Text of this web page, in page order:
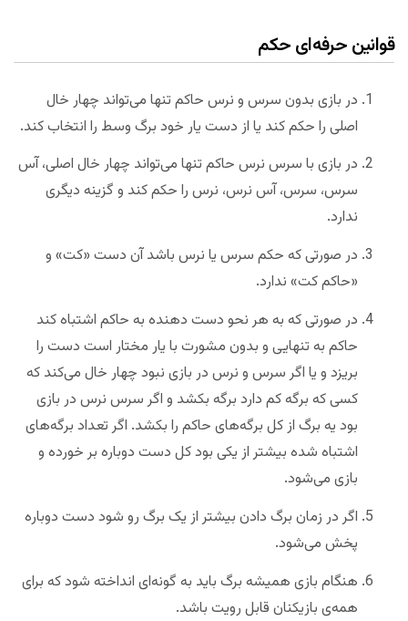
قوانین حرفه‌ای حکم
در بازی بدون سرس و نرس حاکم تنها می‌تواند چهار خال
اصلی را حکم کند یا از دست یار خود برگ وسط را انتخاب کند.
در بازی با سرس نرس حاکم تنها می‌تواند چهار خال اصلی، آس
سرس، سرس، آس نرس، نرس را حکم کند و گزینه دیگری
ندارد.
در صورتی که حکم سرس یا نرس باشد آن دست «کت» و
«حاکم کت» ندارد.
در صورتی که به هر نحو دست دهنده به حاکم اشتباه کند
حاکم به تنهایی و بدون مشورت با یار مختار است دست را
بریزد و یا اگر سرس و نرس در بازی نبود چهار خال می‌کند که
کسی که برگه کم دارد برگه بکشد و اگر سرس نرس در بازی
بود یه برگ از کل برگه‌های حاکم را بکشد. اگر تعداد برگه‌های
اشتباه شده بیشتر از یکی بود کل دست دوباره بر خورده و
بازی می‌شود.
اگر در زمان برگ دادن بیشتر از یک برگ رو شود دست دوباره
پخش می‌شود.
هنگام بازی همیشه برگ باید به گونه‌ای انداخته شود که برای
همه‌ی بازیکنان قابل رویت باشد.